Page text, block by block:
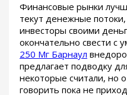
Финансовые рынки
текут денежные
инвесторы своими
окончательно свести с
250 Мг Барнаул
предлагает подводку
некоторые считали, но
говорить пока не